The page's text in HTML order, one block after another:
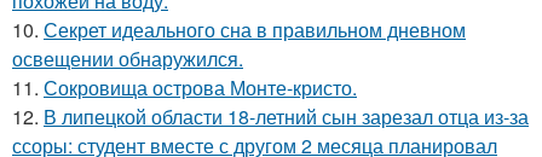
10. Секрет идеального сна в правильном дневном
освещении обнаружился.
11. Сокровища острова Монте-кристо.
12. В липецкой области 18-летний сын зарезал отца из-за
ссоры: студент вместе с другом 2 месяца планировал